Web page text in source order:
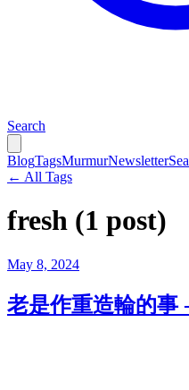
Search
BlogTagsMurmurNewsletter
← All Tags
fresh (1 post)
May 8, 2024
老是作重造輪的事